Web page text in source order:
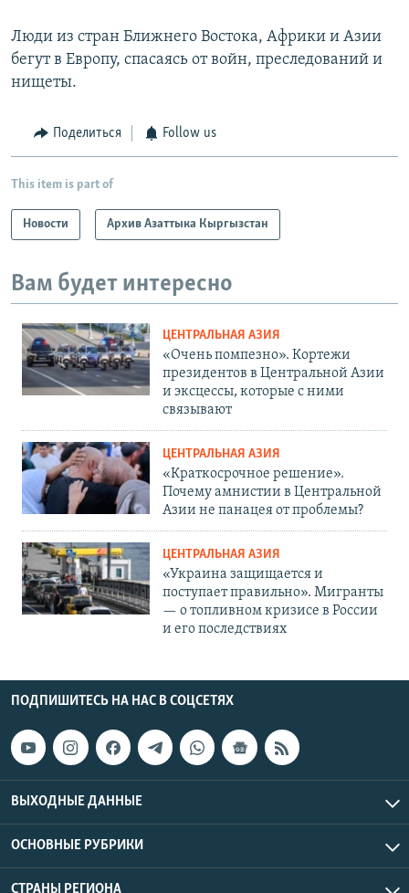
Люди из стран Ближнего Востока, Африки и Азии
бегут в Европу, спасаясь от войн, преследований и
нищеты.
Поделиться Follow us
This item is part of
Новости Архив Азаттыка Кыргызстан
Вам будет интересно
ЦЕНТРАЛЬНАЯ АЗИЯ
«Очень помпезно». Кортежи
президентов в Центральной Азии
и эксцессы, которые с ними
связывают
ЦЕНТРАЛЬНАЯ АЗИЯ
«Краткосрочное решение».
Почему амнистии в Центральной
Азии не панацея от проблемы?
ЦЕНТРАЛЬНАЯ АЗИЯ
«Украина защищается и
поступает правильно». Мигранты
— о топливном кризисе в России
и его последствиях
ПОДПИШИТЕСЬ НА НАС В СОЦСЕТЯХ
ВЫХОДНЫЕ ДАННЫЕ
ОСНОВНЫЕ РУБРИКИ
СТРАНЫ РЕГИОНА